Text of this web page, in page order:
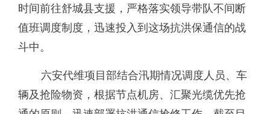
时间前往舒城县支援，严格落实领导带队不间断
值班调度制度，迅速投入到这场抗洪保通信的战
斗中。
六安代维项目部结合汛期情况调度人员、车
辆及抢险物资，根据节点机房、汇聚光缆优先抢